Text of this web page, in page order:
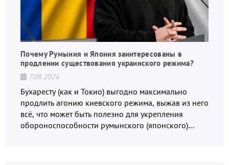
Почему Румыния и Япония заинтересованы в
продлении существования украинского режима?
7.08.2026
Бухаресту (как и Токио) выгодно максимально
продлить агонию киевского режима, выжав из него
всё, что может быть полезно для укрепления
обороноспособности румынского (японского)